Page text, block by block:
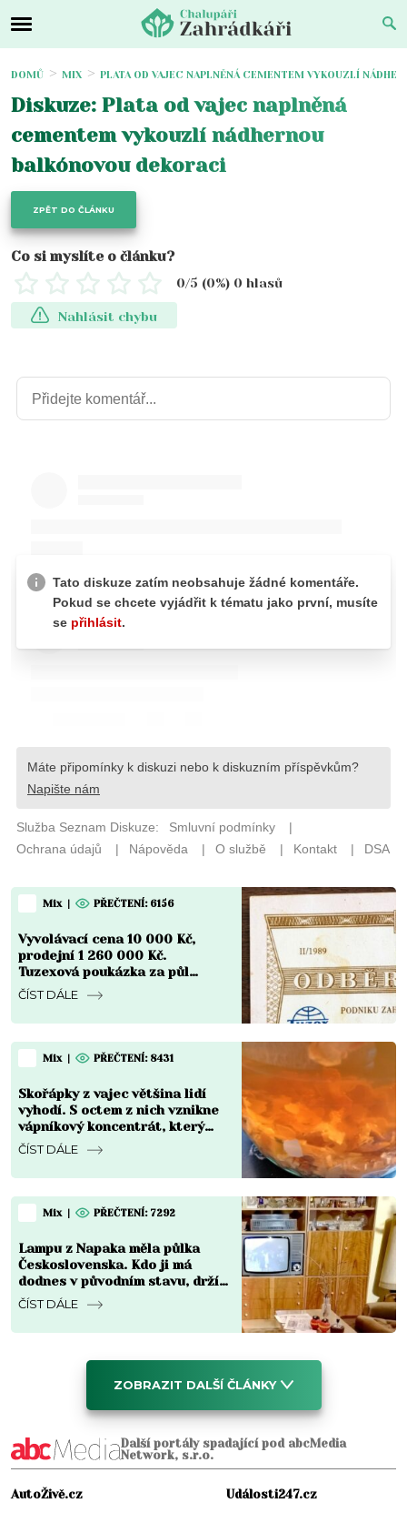
DOMŮ MIX PLATA OD VAJEC NAPLNĚNÁ CEMENTEM VYKOUZLÍ
Diskuze: Plata od vajec naplněná
cementem vykouzlí nádhernou
balkónovou dekoraci
ZPĚT DO ČLÁNKU
Co si myslíte o článku?
0/5 (0%) 0 hlasů
Nahlásit chybu
Mix | PŘEČTENÍ: 6156
Vyvolávací cena 10 000 Kč,
prodejní 1 260 000 Kč.
Tuzexová poukázka za půl
koruny se stala nejdražším
bonem v české historii
ČÍST DÁLE
Mix | PŘEČTENÍ: 8431
Skořápky z vajec většina lidí
vyhodí. S octem z nich vznikne
vápníkový koncentrát, který
chřadnoucím rostlinám vrátí
ČÍST DÁLE
Mix | PŘEČTENÍ: 7292
Lampu z Napaka měla půlka
Československa. Kdo ji má
dodnes v původním stavu, drží
v ruce kus za 8 000 Kč i víc
ČÍST DÁLE
ZOBRAZIT DALŠÍ ČLÁNKY
Další portály spadající pod abcMedia
Network, s.r.o.
AutoŽivě.cz
Události247.cz